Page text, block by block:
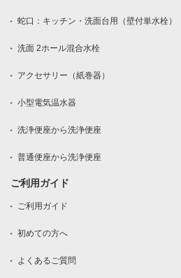
蛇口：キッチン・洗面台用（壁付単水栓）
洗面 2ホール混合水栓
アクセサリー（紙巻器）
小型電気温水器
洗浄便座から洗浄便座
普通便座から洗浄便座
ご利用ガイド
ご利用ガイド
初めての方へ
よくあるご質問